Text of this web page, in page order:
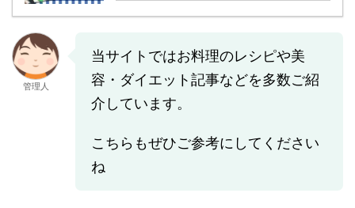
管理人
当サイトではお料理のレシピや美
容・ダイエット記事などを多数ご紹
介しています。
こちらもぜひご参考にしてください
ね